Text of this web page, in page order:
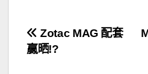
文
章
Zotac MAG 配套
贏晒!?